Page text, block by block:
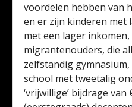
voordelen hebben van
en er zijn kinderen met
met een lager
migrantenouders, die
zelfstandig
school met tweetalig
‘vrijwillige’ bijdrage van